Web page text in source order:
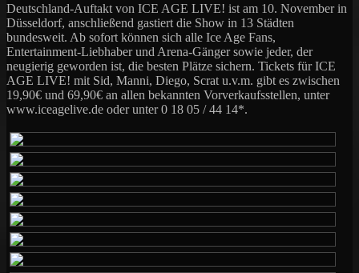
Deutschland-Auftakt von ICE AGE LIVE! ist am 10. November in
Düsseldorf, anschließend gastiert die Show in 13 Städten
bundesweit. Ab sofort können sich alle Ice Age Fans,
Entertainment-Liebhaber und Arena-Gänger sowie jeder, der
neugierig geworden ist, die besten Plätze sichern. Tickets für ICE
AGE LIVE! mit Sid, Manni, Diego, Scrat u.v.m. gibt es zwischen
19,90€ und 69,90€ an allen bekannten Vorverkaufsstellen, unter
www.iceagelive.de oder unter 0 18 05 / 44 14*.